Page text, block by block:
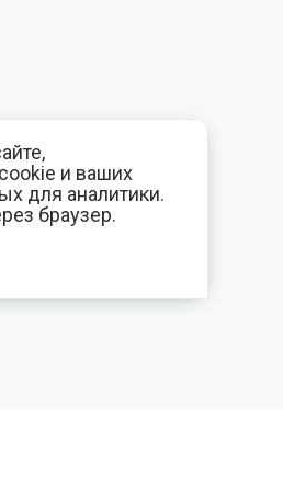
и ваших
для аналитики.
браузер.